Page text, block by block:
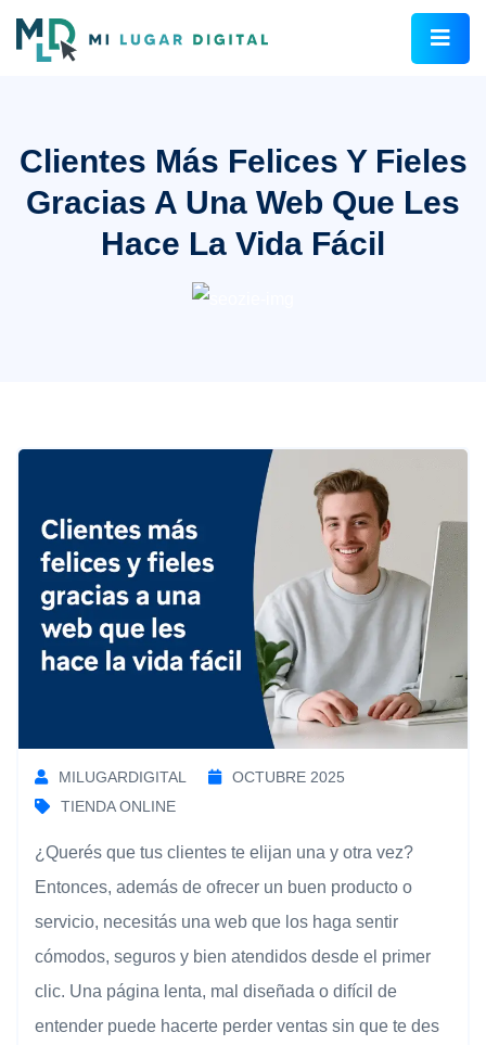
Clientes Más Felices Y Fieles
Gracias A Una Web Que Les
Hace La Vida Fácil
MILUGARDIGITAL
OCTUBRE 2025
TIENDA ONLINE
¿Querés que tus clientes te elijan una y otra vez?
Entonces, además de ofrecer un buen producto o
servicio, necesitás una web que los haga sentir
cómodos, seguros y bien atendidos desde el primer
clic. Una página lenta, mal diseñada o difícil de
entender puede hacerte perder ventas sin que te des